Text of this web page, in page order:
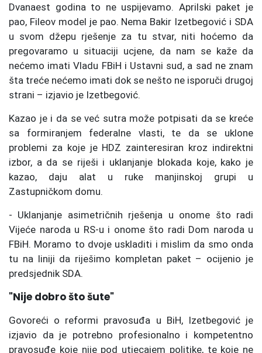
Dvanaest godina to ne uspijevamo. Aprilski paket je
pao, Fileov model je pao. Nema Bakir Izetbegović i SDA
u svom džepu rješenje za tu stvar, niti hoćemo da
pregovaramo u situaciji ucjene, da nam se kaže da
nećemo imati Vladu FBiH i Ustavni sud, a sad ne znam
šta treće nećemo imati dok se nešto ne isporuči drugoj
strani – izjavio je Izetbegović.
Kazao je i da se već sutra može potpisati da se kreće
sa formiranjem federalne vlasti, te da se uklone
problemi za koje je HDZ zainteresiran kroz indirektni
izbor, a da se riješi i uklanjanje blokada koje, kako je
kazao, daju alat u ruke manjinskoj grupi u
Zastupničkom domu.
- Uklanjanje asimetričnih rješenja u onome što radi
Vijeće naroda u RS-u i onome što radi Dom naroda u
FBiH. Moramo to dvoje uskladiti i mislim da smo onda
tu na liniji da riješimo kompletan paket – ocijenio je
predsjednik SDA.
"Nije dobro što šute"
Govoreći o reformi pravosuđa u BiH, Izetbegović je
izjavio da je potrebno profesionalno i kompetentno
pravosuđe koje nije pod utjecajem politike, te koje ne